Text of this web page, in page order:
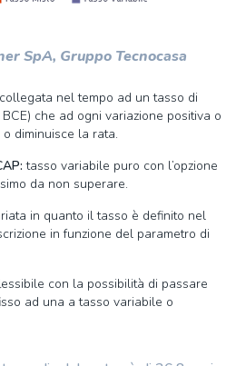
SpA, Gruppo Tecnocasa
nel tempo ad un tasso di
che ad ogni variazione positiva o
diminuisce la rata.
tasso variabile puro con l’opzione
da non superare.
in quanto il tasso è definito nel
in funzione del parametro di
con la possibilità di passare
ad una a tasso variabile o